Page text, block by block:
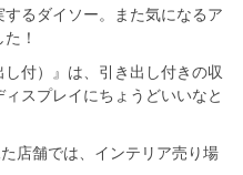
るダイソー。また気になるア
！
し付）』は、引き出し付きの収
スプレイにちょうどいいなと
店舗では、インテリア売り場